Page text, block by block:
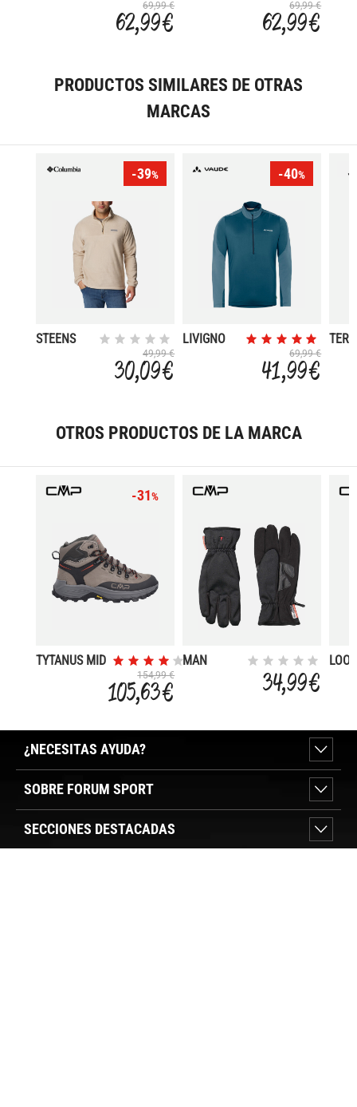
69,99 €
62,99 €
69,99 €
62,99 €
PRODUCTOS SIMILARES DE OTRAS
MARCAS
-39%
STEENS
49,99 €
30,09 €
-40%
LIVIGNO
69,99 €
41,99 €
OTROS PRODUCTOS DE LA MARCA
-31%
TYTANUS MID
154,99 €
105,63 €
MAN
34,99 €
¿NECESITAS AYUDA?
SOBRE FORUM SPORT
SECCIONES DESTACADAS